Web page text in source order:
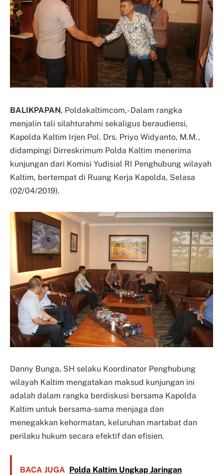
BALIKPAPAN, Poldakaltimcom,- Dalam rangka
menjalin tali silahturahmi sekaligus beraudiensi,
Kapolda Kaltim Irjen Pol. Drs. Priyo Widyanto, M.M.,
didampingi Dirreskrimum Polda Kaltim menerima
kunjungan dari Komisi Yudisial RI Penghubung wilayah
Kaltim, bertempat di Ruang Kerja Kapolda, Selasa
(02/04/2019).
Danny Bunga, SH selaku Koordinator Penghubung
wilayah Kaltim mengatakan maksud kunjungan ini
adalah dalam rangka berdiskusi bersama Kapolda
Kaltim untuk bersama-sama menjaga dan
menegakkan kehormatan, keluruhan martabat dan
perilaku hukum secara efektif dan efisien.
BACA JUGA Polda Kaltim Ungkap Jaringan